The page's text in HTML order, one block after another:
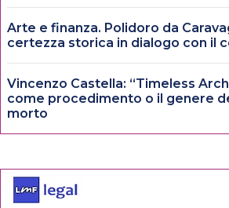
Arte e finanza. Polidoro da
certezza storica in dialogo con il
Vincenzo Castella: “Timeless
come procedimento o il genere
morto